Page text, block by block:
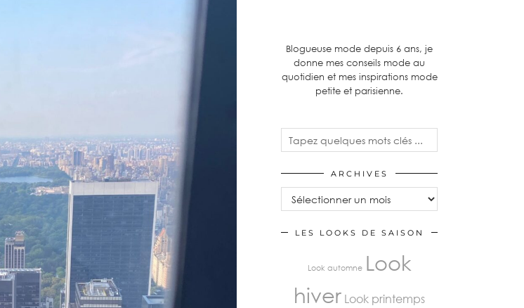
Blogueuse mode depuis 6 ans, je
donne mes conseils mode au
quotidien et mes inspirations mode
petite et parisienne.
ARCHIVES
LES LOOKS DE SAISON
Look automne Look
hiver Look printemps